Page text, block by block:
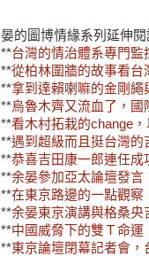
晏的圖博情緣系列延伸閱
**台灣的情治體系專門監
**從柏林圍牆的故事看台
**拿到達賴喇嘛的金剛繩
**烏魯木齊又流血了，國
**看木村拓栽的change
**遇到超級而且挺台灣的
**恭喜吉田康一郎連任成
**余晏參加亞太論壇發言
**在東京路邊的一點觀察
**余晏東京演講與格桑央
**中國威脅下的雙Ｔ命運
**東京論壇閉幕記者會